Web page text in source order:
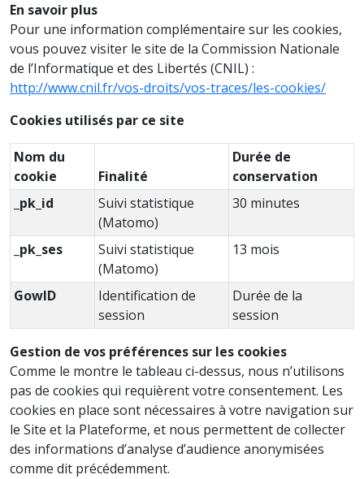
En savoir plus
Pour une information complémentaire sur les cookies,
vous pouvez visiter le site de la Commission Nationale
de l’Informatique et des Libertés (CNIL) :
http://www.cnil.fr/vos-droits/vos-traces/les-cookies/
Cookies utilisés par ce site
Nom du
cookie
Finalité
Durée de
conservation
_pk_id
Suivi statistique
(Matomo)
30 minutes
_pk_ses
Suivi statistique
(Matomo)
13 mois
GowID
Identification de
session
Durée de la
session
Gestion de vos préférences sur les cookies
Comme le montre le tableau ci-dessus, nous n’utilisons
pas de cookies qui requièrent votre consentement. Les
cookies en place sont nécessaires à votre navigation sur
le Site et la Plateforme, et nous permettent de collecter
des informations d’analyse d’audience anonymisées
comme dit précédemment.